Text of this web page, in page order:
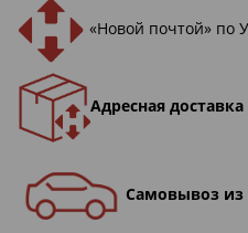
«Новой почтой» по
Адресная доставка
Самовывоз из